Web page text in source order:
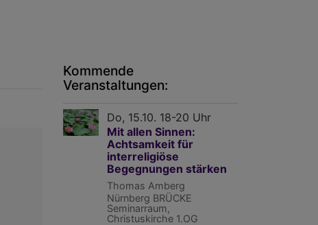
Kommende
Veranstaltungen:
Do, 15.10. 18-20 Uhr
Mit allen Sinnen:
Achtsamkeit für
interreligiöse
Begegnungen stärken
Thomas Amberg
Nürnberg BRÜCKE
Seminarraum,
Christuskirche 1.OG